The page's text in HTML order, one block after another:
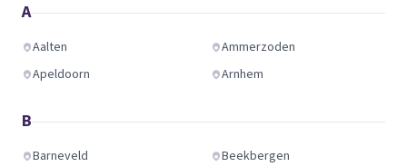
A
Aalten
Ammerzoden
Apeldoorn
Arnhem
B
Barneveld
Beekbergen